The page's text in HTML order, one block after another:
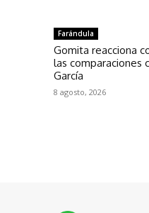
Farándula
Gomita reacciona
las comparaciones
García
8 agosto, 2026